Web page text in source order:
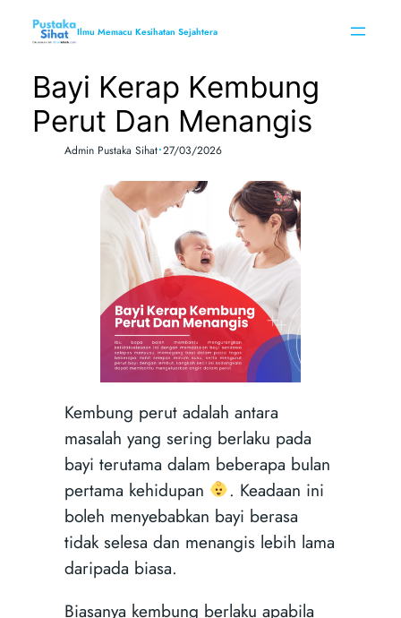
Ilmu Memacu Kesihatan Sejahtera
Bayi Kerap Kembung
Perut Dan Menangis
Admin Pustaka Sihat•27/03/2026
Kembung perut adalah antara
masalah yang sering berlaku pada
bayi terutama dalam beberapa bulan
pertama kehidupan
. Keadaan ini
boleh menyebabkan bayi berasa
tidak selesa dan menangis lebih lama
daripada biasa.
Biasanya kembung berlaku apabila